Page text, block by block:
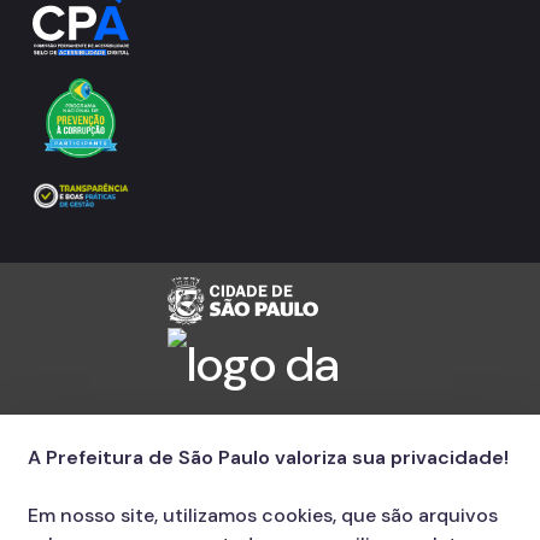
Manuais de Identidade Visual
Ouvidoria
Proteção de Dados e Privacidade
SAMU 192
Vigilância em Saúde
A Prefeitura de São Paulo valoriza sua privacidade!
Em nosso site, utilizamos cookies, que são arquivos